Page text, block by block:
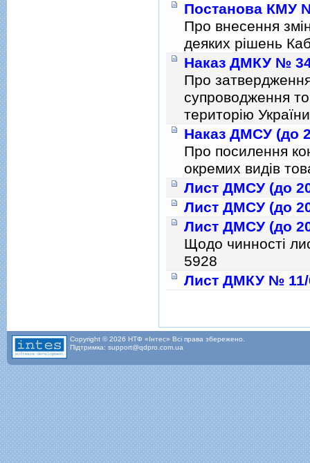
Постанова КМУ
Про внесення
деяких рiшень
Наказ ДМКУ №
Про
супроводження
територiю України
Наказ ДМСУ (до
Про посилення
окремих видiв
Лист ДМСУ (до
Лист ДМСУ (до
Лист ДМСУ (до
Щодо чинності
5928
Лист ДМКУ № 11/
Copyright © 2026 НТФ «Інтес» Всі права збережено.
Підтримка: support@qdpro.com.ua